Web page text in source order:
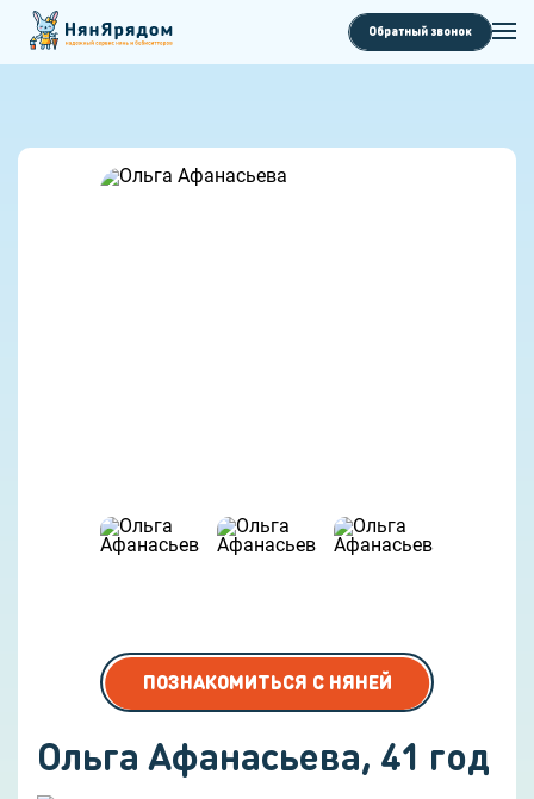
Обратный звонок
ПОЗНАКОМИТЬСЯ С НЯНЕЙ
Ольга Афанасьева, 41 год